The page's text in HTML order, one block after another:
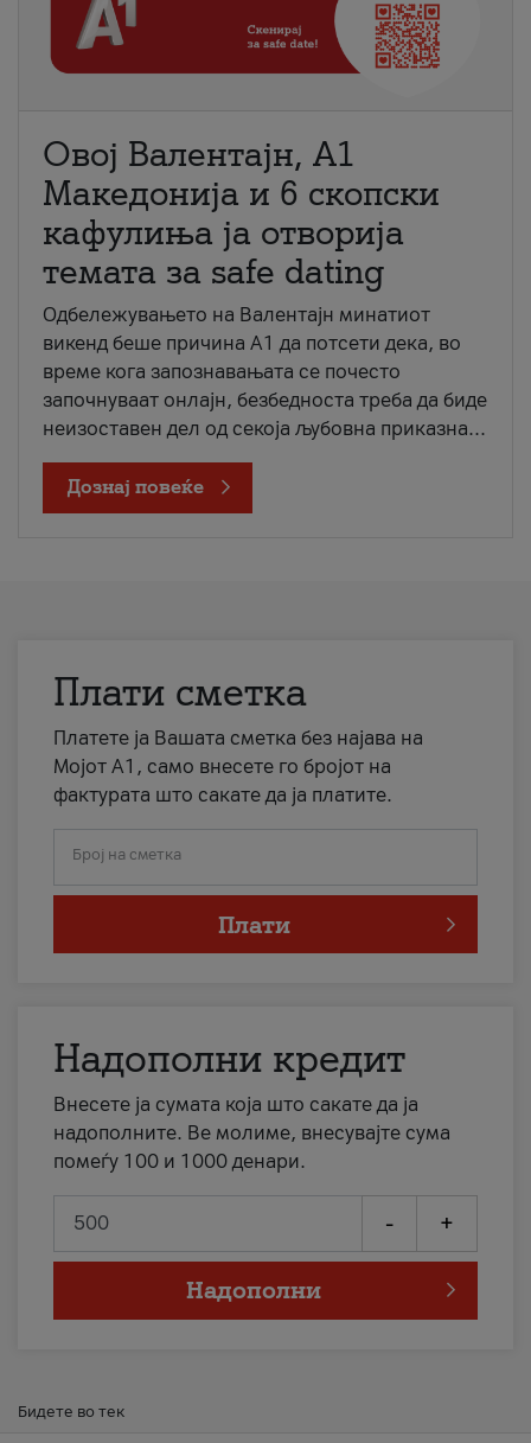
Овој Валентајн, A1
Македонија и 6 скопски
кафулиња ја отворија
темата за safe dating
Одбележувањето на Валентајн минатиот
викенд беше причина А1 да потсети дека, во
време кога запознавањата се почесто
започнуваат онлајн, безбедноста треба да биде
неизоставен дел од секоја љубовна приказна...
Дознај повеќе
Плати сметка
Платете ја Вашата сметка без најава на
Мојот А1, само внесете го бројот на
фактурата што сакате да ја платите.
Број на сметка
Плати
Надополни кредит
Внесете ја сумата која што сакате да ја
надополните. Ве молиме, внесувајте сума
помеѓу 100 и 1000 денари.
- +
Надополни
Бидете во тек